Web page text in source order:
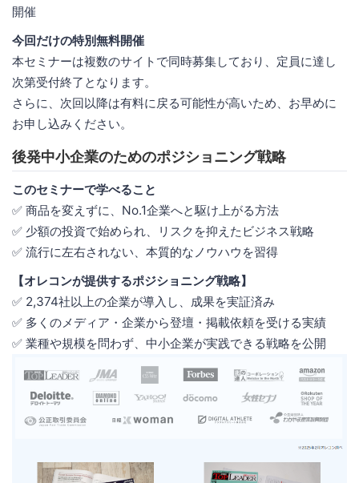
開催
今回だけの特別無料開催
本セミナーは複数のサイトで同時募集しており、定員に達し
次第受付終了となります。
さらに、次回以降は有料に戻る可能性が高いため、お早めに
お申し込みください。
後発中小企業のためのポジショニング戦略
このセミナーで学べること
✅ 商品を変えずに、No.1企業へと駆け上がる方法
✅ 少額の投資で始められ、リスクを抑えたビジネス戦略
✅ 流行に左右されない、本質的なノウハウを習得
【オレコンが提供するポジショニング戦略】
✅ 2,374社以上の企業が導入し、成果を実証済み
✅ 多くのメディア・企業から登壇・掲載依頼を受ける実績
✅ 業種や規模を問わず、中小企業が実践できる戦略を公開